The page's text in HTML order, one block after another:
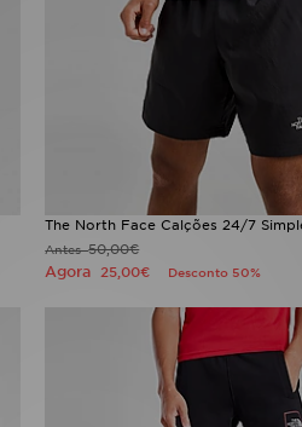
The North Face Calções 24/7
Antes50,00€
Agora25,00€ Desconto 50%